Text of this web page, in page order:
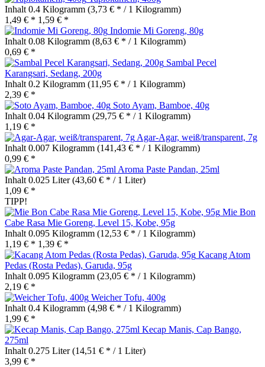
Inhalt 0.4 Kilogramm (3,73 € * / 1 Kilogramm)
1,49 € * 1,59 € *
Indomie Mi Goreng, 80g
Inhalt 0.08 Kilogramm (8,63 € * / 1 Kilogramm)
0,69 € *
Sambal Pecel
Karangsari, Sedang, 200g
Inhalt 0.2 Kilogramm (11,95 € * / 1 Kilogramm)
2,39 € *
Soto Ayam, Bamboe, 40g
Inhalt 0.04 Kilogramm (29,75 € * / 1 Kilogramm)
1,19 € *
Agar-Agar, weiß/transparent, 7g
Inhalt 0.007 Kilogramm (141,43 € * / 1 Kilogramm)
0,99 € *
Aroma Paste Pandan, 25ml
Inhalt 0.025 Liter(43,60 € * / 1 Liter)
1,09 € *
TIPP!
Mie Bon
Cabe Rasa Mie Goreng, Level 15, Kobe, 95g
Inhalt 0.095 Kilogramm (12,53 € * / 1 Kilogramm)
1,19 € * 1,39 € *
Kacang Atom
Pedas (Rosta Pedas), Garuda, 95g
Inhalt 0.095 Kilogramm (23,05 € * / 1 Kilogramm)
2,19 € *
Weicher Tofu, 400g
Inhalt 0.4 Kilogramm (4,98 € * / 1 Kilogramm)
1,99 € *
Kecap Manis, Cap Bango,
275ml
Inhalt 0.275 Liter(14,51 € * / 1 Liter)
3,99 € *